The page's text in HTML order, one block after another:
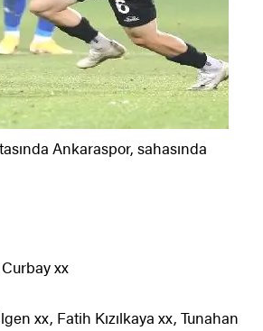
Ankaraspor, sahasında
xx
xx, Fatih Kızılkaya xx, Tunahan